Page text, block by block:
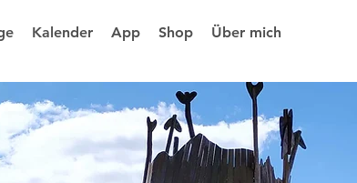
Kalender App Shop Über mich